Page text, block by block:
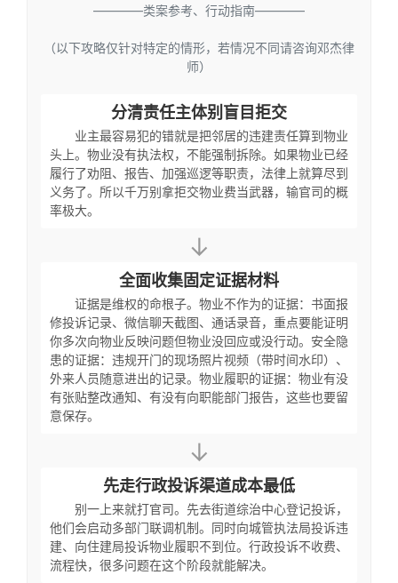
————类案参考、行动指南————
（以下攻略仅针对特定的情形，若情况不同请咨询邓杰律
师）
分清责任主体别盲目拒交
业主最容易犯的错就是把邻居的违建责任算到物业
头上。物业没有执法权，不能强制拆除。如果物业已经
履行了劝阻、报告、加强巡逻等职责，法律上就算尽到
义务了。所以千万别拿拒交物业费当武器，输官司的概
率极大。
↓
全面收集固定证据材料
证据是维权的命根子。物业不作为的证据：书面报
修投诉记录、微信聊天截图、通话录音，重点要能证明
你多次向物业反映问题但物业没回应或没行动。安全隐
患的证据：违规开门的现场照片视频（带时间水印）、
外来人员随意进出的记录。物业履职的证据：物业有没
有张贴整改通知、有没有向职能部门报告，这些也要留
意保存。
↓
先走行政投诉渠道成本最低
别一上来就打官司。先去街道综治中心登记投诉，
他们会启动多部门联调机制。同时向城管执法局投诉违
建、向住建局投诉物业履职不到位。行政投诉不收费、
流程快，很多问题在这个阶段就能解决。